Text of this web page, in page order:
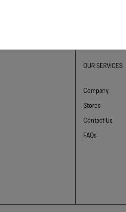
OUR SERVICES
Company
Stores
Contact Us
FAQs